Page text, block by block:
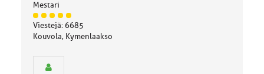
Mestari
J
ä
s
Viestejä: 6685
Kouvola, Kymenlaakso